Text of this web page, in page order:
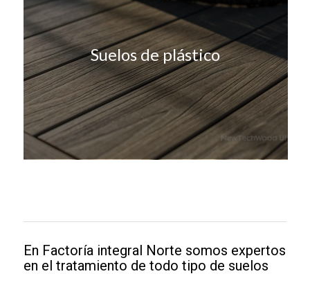
Suelos de plástico
En Factoría integral Norte somos expertos
en el tratamiento de todo tipo de suelos